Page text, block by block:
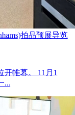
拍品预展导览
帷幕。 11月1
...